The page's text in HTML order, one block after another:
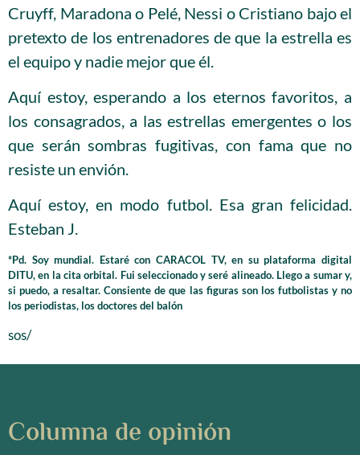
Cruyff, Maradona o Pelé, Nessi o Cristiano bajo el
pretexto de los entrenadores de que la estrella es
el equipo y nadie mejor que él.
Aquí estoy, esperando a los eternos favoritos, a
los consagrados, a las estrellas emergentes o los
que serán sombras fugitivas, con fama que no
resiste un envión.
Aquí estoy, en modo futbol. Esa gran felicidad.
Esteban J.
*Pd. Soy mundial. Estaré con CARACOL TV, en su plataforma digital
DITU, en la cita orbital. Fui seleccionado y seré alineado. Llego a sumar y,
si puedo, a resaltar. Consiente de que las figuras son los futbolistas y no
los periodistas, los doctores del balón
sos/
Columna de opinión